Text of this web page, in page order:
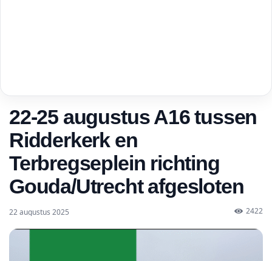
22-25 augustus A16 tussen
Ridderkerk en
Terbregseplein richting
Gouda/Utrecht afgesloten
22 augustus 2025 2422